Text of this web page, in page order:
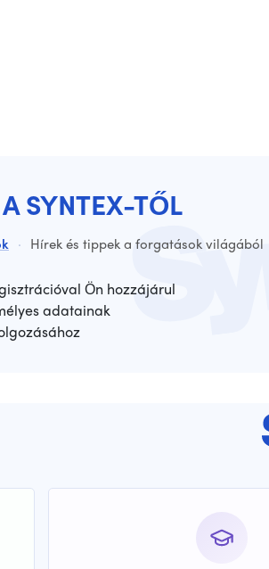
SYNTEX-TŐL
· Hírek és tippek a forgatások világából
Ön hozzájárul
adatainak